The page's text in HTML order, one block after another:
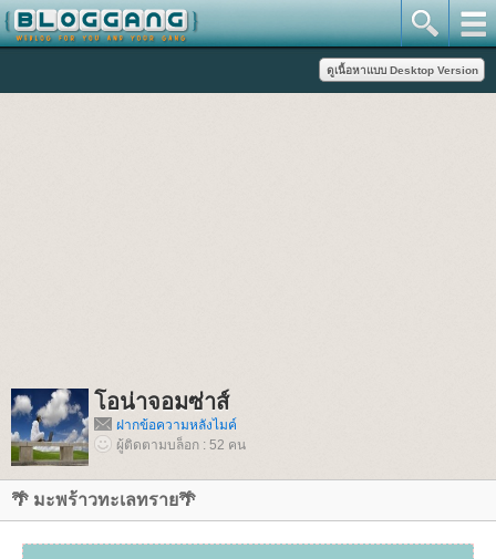
อน่าจอมซ่าส์
ฝากข้อความหลังไมค์
ผู้ติดตามบล็อก : 52 คน
🌴 มะพร้าวทะเลทราย🌴